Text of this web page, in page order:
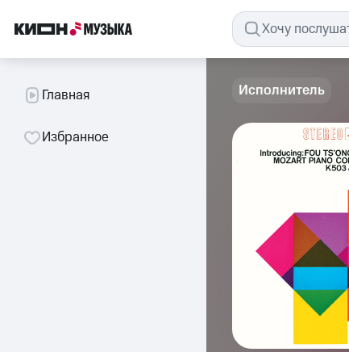
Главная
Избранное
Исполнитель